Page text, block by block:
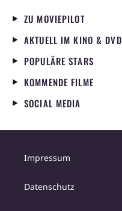
ZU MOVIEPILOT
AKTUELL IM KINO & DVD
POPULÄRE STARS
KOMMENDE FILME
SOCIAL MEDIA
Impressum
Datenschutz